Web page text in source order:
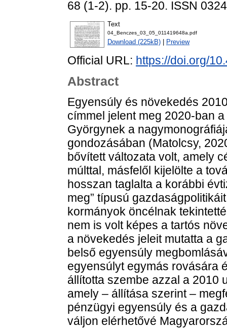
68 (1-2). pp. 15-20. ISSN
Text
04_Benczes_03_05_011419648a.pdf
Download (225kB) Preview
Official URL: https://doi.org/
Abstract
Egyensúly és növekedés
címmel jelent meg 2020-ban
Györgynek a
gondozásában (Matolcsy,
bővített változata volt, amely
múlttal, másfelől kijelölte a
hosszan taglalta a korábbi
meg” típusú
kormányok öncélnak
nem is volt képes a tartós
a növekedés jeleit mutatta a
belső egyensúly
egyensúlyt egymás rovására
állította szembe azzal a 2010
amely – állítása szerint –
pénzügyi egyensúly és a
váljon elérhetővé